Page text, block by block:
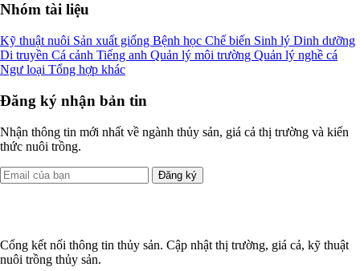
Nhóm tài liệu
Kỹ thuật nuôi Sản xuất giống Bệnh học Chế biến Sinh lý Dinh dưỡng
Di truyền Cá cảnh Tiếng anh Quản lý môi trường Quản lý nghề cá
Ngư loại Tổng hợp khác
Đăng ký nhận bản tin
Nhận thông tin mới nhất về ngành thủy sản, giá cả thị trường và kiến
thức nuôi trồng.
Đăng ký
Cổng kết nối thông tin thủy sản. Cập nhật thị trường, giá cả, kỹ thuật
nuôi trồng thủy sản.